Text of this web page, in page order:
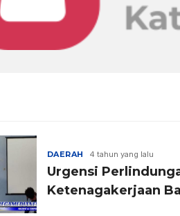
DAERAH 4 tahun yang lalu
Urgensi
Ketenagakerjaan